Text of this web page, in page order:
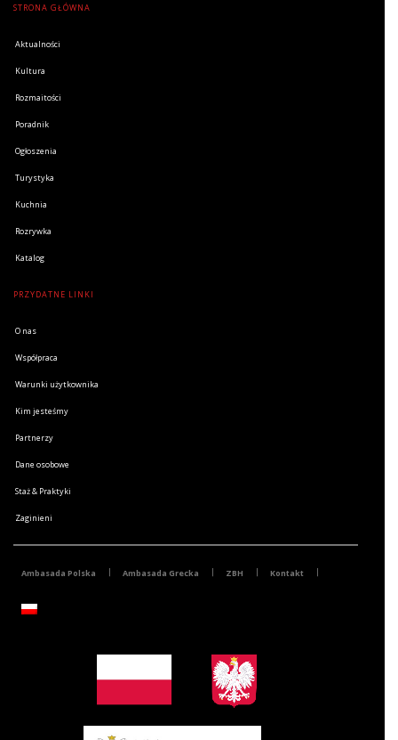
STRONA GŁÓWNA
Aktualności
Kultura
Rozmaitości
Poradnik
Ogłoszenia
Turystyka
Kuchnia
Rozrywka
Katalog
PRZYDATNE LINKI
O nas
Współpraca
Warunki użytkownika
Kim jesteśmy
Partnerzy
Dane osobowe
Staż & Praktyki
Zaginieni
Ambasada Polska Ambasada Grecka ZBH Kontakt